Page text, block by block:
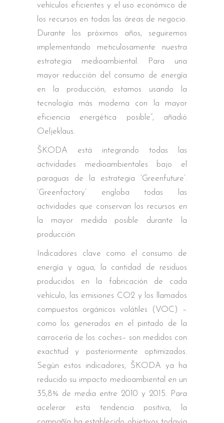
vehículos eficientes y el uso económico de
los recursos en todas las áreas de negocio.
Durante los próximos años, seguiremos
implementando meticulosamente nuestra
estrategia medioambiental. Para una
mayor reducción del consumo de energía
en la producción, estamos usando la
tecnología más moderna con la mayor
eficiencia energética posible”, añadió
Oeljeklaus.
ŠKODA está integrando todas las
actividades medioambientales bajo el
paraguas de la estrategia ‘Greenfuture’.
‘Greenfactory’ engloba todas las
actividades que conservan los recursos en
la mayor medida posible durante la
producción.
Indicadores clave como el consumo de
energía y agua, la cantidad de residuos
producidos en la fabricación de cada
vehículo, las emisiones CO2 y los llamados
compuestos orgánicos volátiles (VOC) –
como los generados en el pintado de la
carrocería de los coches– son medidos con
exactitud y posteriormente optimizados.
Según estos indicadores, ŠKODA ya ha
reducido su impacto medioambiental en un
35,8% de media entre 2010 y 2015. Para
acelerar esta tendencia positiva, la